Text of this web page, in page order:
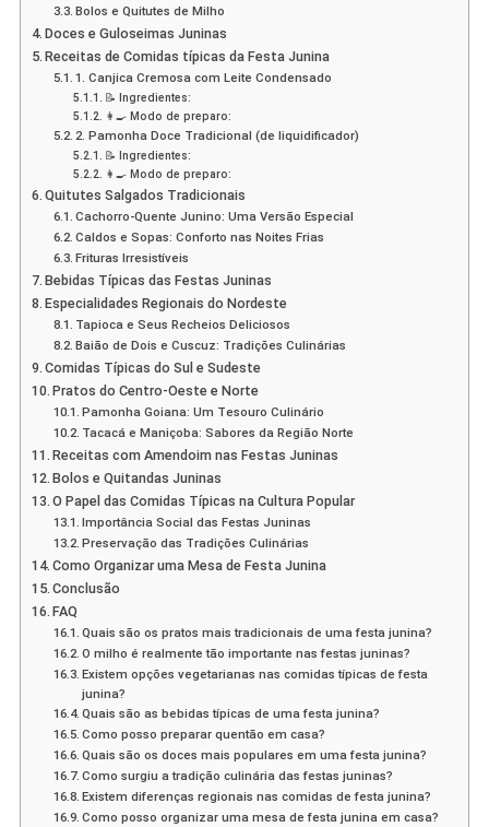
Bolos e Quitutes de Milho
Doces e Guloseimas Juninas
Receitas de Comidas típicas da Festa Junina
1. Canjica Cremosa com Leite Condensado
📝 Ingredientes:
👩‍🍳 Modo de preparo:
2. Pamonha Doce Tradicional (de liquidificador)
📝 Ingredientes:
👩‍🍳 Modo de preparo:
Quitutes Salgados Tradicionais
Cachorro-Quente Junino: Uma Versão Especial
Caldos e Sopas: Conforto nas Noites Frias
Frituras Irresistíveis
Bebidas Típicas das Festas Juninas
Especialidades Regionais do Nordeste
Tapioca e Seus Recheios Deliciosos
Baião de Dois e Cuscuz: Tradições Culinárias
Comidas Típicas do Sul e Sudeste
Pratos do Centro-Oeste e Norte
Pamonha Goiana: Um Tesouro Culinário
Tacacá e Maniçoba: Sabores da Região Norte
Receitas com Amendoim nas Festas Juninas
Bolos e Quitandas Juninas
O Papel das Comidas Típicas na Cultura Popular
Importância Social das Festas Juninas
Preservação das Tradições Culinárias
Como Organizar uma Mesa de Festa Junina
Conclusão
FAQ
Quais são os pratos mais tradicionais de uma festa junina?
O milho é realmente tão importante nas festas juninas?
Existem opções vegetarianas nas comidas típicas de festa
junina?
Quais são as bebidas típicas de uma festa junina?
Como posso preparar quentão em casa?
Quais são os doces mais populares em uma festa junina?
Como surgiu a tradição culinária das festas juninas?
Existem diferenças regionais nas comidas de festa junina?
Como posso organizar uma mesa de festa junina em casa?